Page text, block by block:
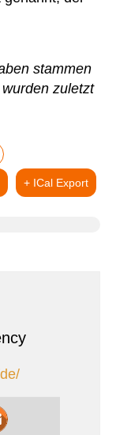
stammen
zuletzt
+ ICal Export